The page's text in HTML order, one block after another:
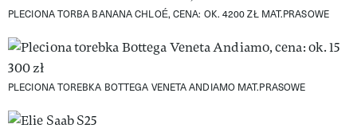
PLECIONA TORBA BANANA CHLOÉ, CENA: OK. 4200 ZŁ MAT.PRASOWE
PLECIONA TOREBKA BOTTEGA VENETA ANDIAMO MAT.PRASOWE